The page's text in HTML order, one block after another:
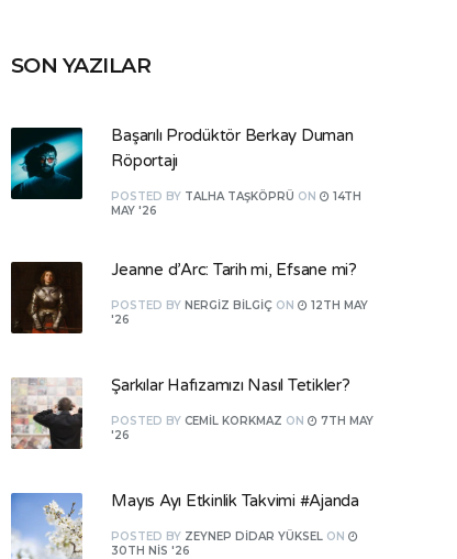
SON YAZILAR
Başarılı Prodüktör Berkay Duman
Röportajı
POSTED BY TALHA TAŞKÖPRÜ ON
14TH
MAY '26
Jeanne d’Arc: Tarih mi, Efsane mi?
POSTED BY NERGIZ BILGIÇ ON
12TH MAY
'26
Şarkılar Hafızamızı Nasıl Tetikler?
POSTED BY CEMIL KORKMAZ ON
7TH MAY
'26
Mayıs Ayı Etkinlik Takvimi #Ajanda
POSTED BY ZEYNEP DIDAR YÜKSEL ON
30TH NIS '26